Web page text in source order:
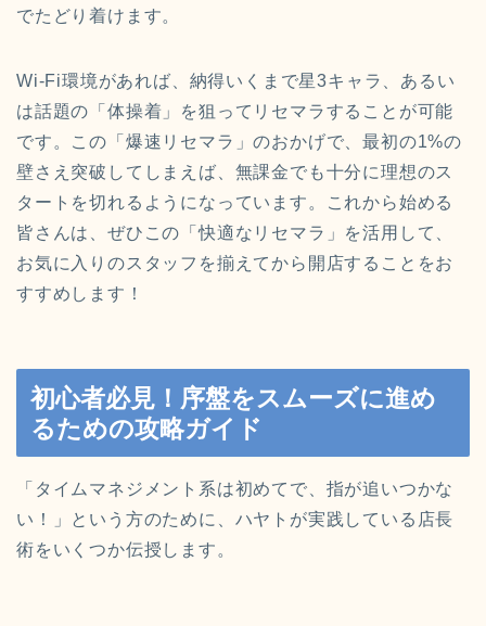
でたどり着けます。
Wi-Fi環境があれば、納得いくまで星3キャラ、あるい
は話題の「体操着」を狙ってリセマラすることが可能
です。この「爆速リセマラ」のおかげで、最初の1%の
壁さえ突破してしまえば、無課金でも十分に理想のス
タートを切れるようになっています。これから始める
皆さんは、ぜひこの「快適なリセマラ」を活用して、
お気に入りのスタッフを揃えてから開店することをお
すすめします！
初心者必見！序盤をスムーズに進め
るための攻略ガイド
「タイムマネジメント系は初めてで、指が追いつかな
い！」という方のために、ハヤトが実践している店長
術をいくつか伝授します。